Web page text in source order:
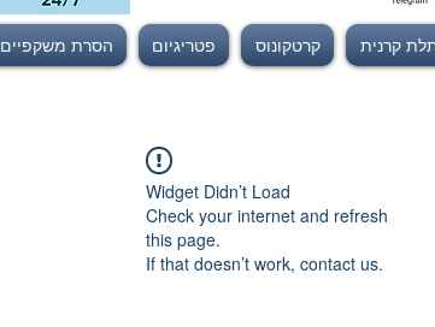
קרנית קרטקונוס פטריגיום הסרת משקפיים
Widget Didn’t Load
Check your internet and refresh
this page.
If that doesn’t work, contact us.